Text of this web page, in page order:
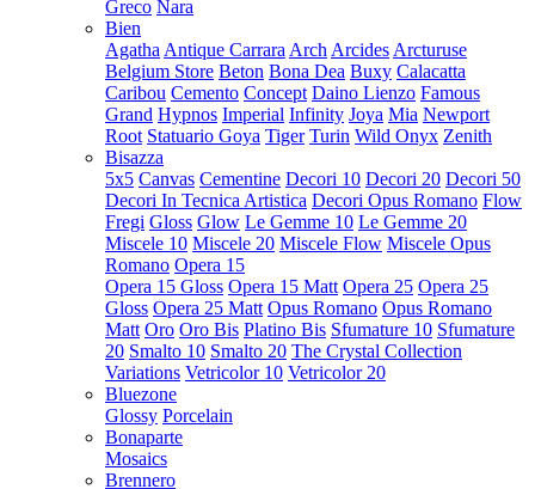
Greco Nara
Bien
Agatha Antique Carrara Arch Arcides Arcturuse
Belgium Store Beton Bona Dea Buxy Calacatta
Caribou Cemento Concept Daino Lienzo Famous
Grand Hypnos Imperial Infinity Joya Mia Newport
Root Statuario Goya Tiger Turin Wild Onyx Zenith
Bisazza
5x5 Canvas Cementine Decori 10 Decori 20 Decori 50
Decori In Tecnica Artistica Decori Opus Romano Flow
Fregi Gloss Glow Le Gemme 10 Le Gemme 20
Miscele 10 Miscele 20 Miscele Flow Miscele Opus
Romano Opera 15
Opera 15 Gloss Opera 15 Matt Opera 25 Opera 25
Gloss Opera 25 Matt Opus Romano Opus Romano
Matt Oro Oro Bis Platino Bis Sfumature 10 Sfumature
20 Smalto 10 Smalto 20 The Crystal Collection
Variations Vetricolor 10 Vetricolor 20
Bluezone
Glossy Porcelain
Bonaparte
Mosaics
Brennero